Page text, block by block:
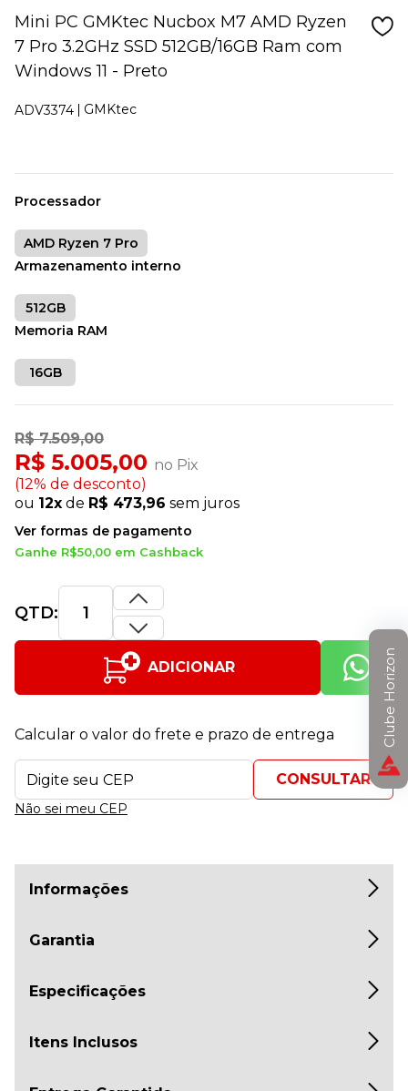
Mini PC GMKtec Nucbox M7 AMD Ryzen
7 Pro 3.2GHz SSD 512GB/16GB Ram com
Windows 11 - Preto
ADV3374 GMKtec
R$ 7.509,00
R$ 5.005,00 no Pix
(12% de desconto)
ou 12x de R$ 473,96 sem juros
Ver formas de pagamento
Ganhe R$50,00 em Cashback
Processador
AMD Ryzen 7 Pro
Armazenamento interno
512GB
Memoria RAM
16GB
QTD:
ADICIONAR
Calcular o valor do frete e prazo de entrega
Não sei meu CEP
Informações
Garantia
Especificações
Itens Inclusos
Clube Horizon